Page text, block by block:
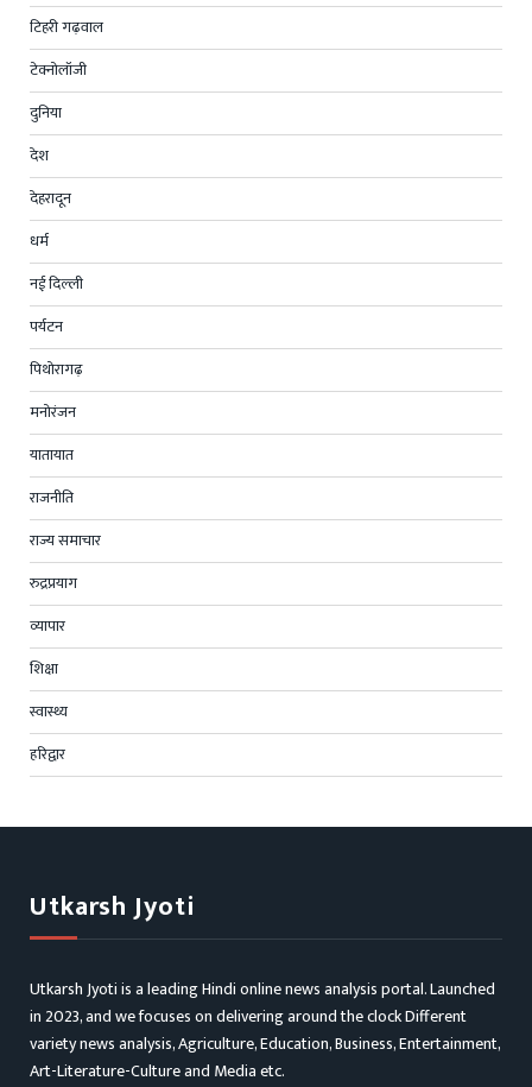
टिहरी गढ़वाल
टेक्नोलॉजी
दुनिया
देश
देहरादून
धर्म
नई दिल्ली
पर्यटन
पिथोरागढ़
मनोरंजन
यातायात
राजनीति
राज्य समाचार
रुद्रप्रयाग
व्यापार
शिक्षा
स्वास्थ्य
हरिद्वार
Utkarsh Jyoti
Utkarsh Jyoti is a leading Hindi online news analysis portal. Launched
in 2023, and we focuses on delivering around the clock Different
variety news analysis, Agriculture, Education, Business, Entertainment,
Art-Literature-Culture and Media etc.